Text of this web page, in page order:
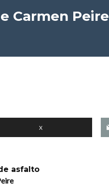
Carmen Peire
X
asfalto